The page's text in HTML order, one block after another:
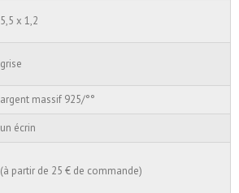
5,5 x 1,2
grise
argent massif 925/°°
un écrin
(à partir de 25 € de commande)